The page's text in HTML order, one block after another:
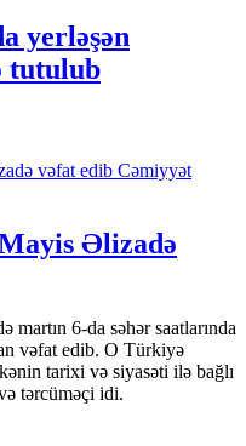
yerləşən
tutulub
Cəmiyyət
Əlizadə
martın 6-da səhər saatlarında
vəfat edib. O Türkiyə
tarixi və siyasəti ilə bağlı
tərcüməçi idi.